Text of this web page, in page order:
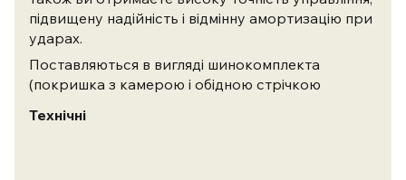
підвищену надійність і відмінну амортизацію при
ударах.
Поставляються в вигляді шинокомплекта
(покришка з камерою і обідною стрічкою
Технічні